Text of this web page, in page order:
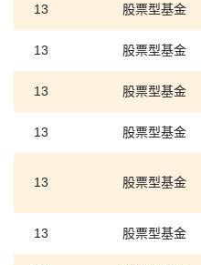
13 股票型基金
13 股票型基金
13 股票型基金
13 股票型基金
13 股票型基金
13 股票型基金